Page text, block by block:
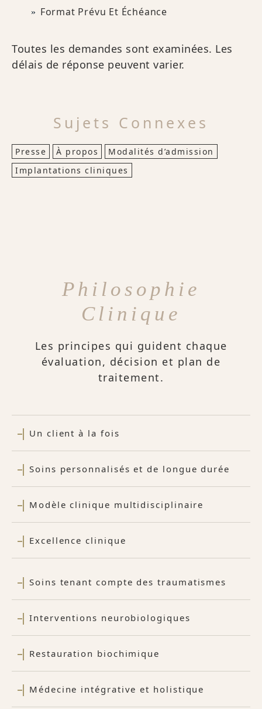
Format Prévu Et Échéance
Toutes les demandes sont examinées. Les
délais de réponse peuvent varier.
Sujets Connexes
Presse À propos
Modalités d’admission
Implantations cliniques
Philosophie
Clinique
Les principes qui guident chaque
évaluation, décision et plan de
traitement.
Un client à la fois
Soins personnalisés et de longue durée
Modèle clinique multidisciplinaire
Excellence clinique
Soins tenant compte des traumatismes
Interventions neurobiologiques
Restauration biochimique
Médecine intégrative et holistique